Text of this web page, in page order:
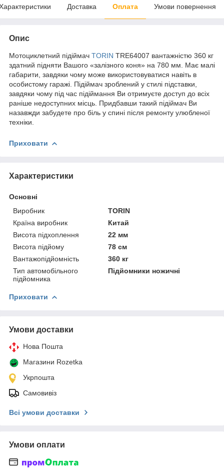
Доставка Оплата Умови повернення
Опис
Мотоциклетний підіймач TORIN TRE64007 вантажністю 360 кг
здатний підняти Вашого «залізного коня» на 780 мм. Має малі
габарити, завдяки чому може використовуватися навіть в
особистому гаражі. Підіймач зроблений у стилі підставки,
завдяки чому під час підіймання Ви отримуєте доступ до всіх
раніше недоступних місць. Придбавши такий підіймач Ви
назавжди забудете про біль у спині після ремонту улюбленої
техніки.
Приховати
Характеристики
Основні
Виробник
TORIN
Країна виробник
Китай
Висота підхоплення
22 мм
Висота підйому
78 см
Вантажопідйомність
360 кг
Тип автомобільного
підйомника
Підйомники ножичні
Приховати
Умови доставки
Нова Пошта
Магазини Rozetka
Укрпошта
Самовивіз
Всі умови доставки
Умови оплати